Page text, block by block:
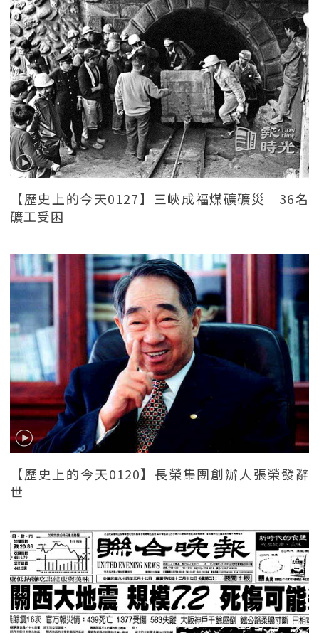
【歷史上的今天0127】三峽成福煤礦礦災 36名
礦工受困
【歷史上的今天0120】長榮集團創辦人張榮發辭
世